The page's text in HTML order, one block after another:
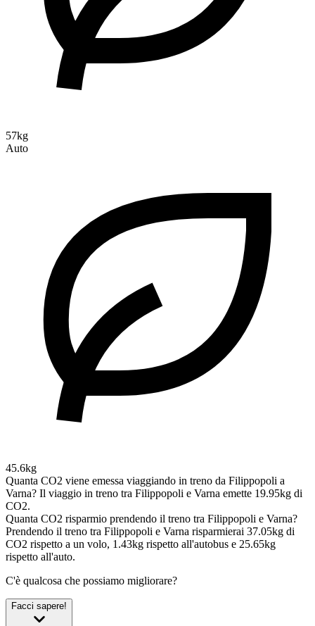
57kg
Auto
45.6kg
Quanta CO2 viene emessa viaggiando in treno da Filippopoli a
Varna? Il viaggio in treno tra Filippopoli e Varna emette 19.95kg di
CO2.
Quanta CO2 risparmio prendendo il treno tra Filippopoli e Varna?
Prendendo il treno tra Filippopoli e Varna risparmierai 37.05kg di
CO2 rispetto a un volo, 1.43kg rispetto all'autobus e 25.65kg
rispetto all'auto.
C'è qualcosa che possiamo migliorare?
Facci sapere!